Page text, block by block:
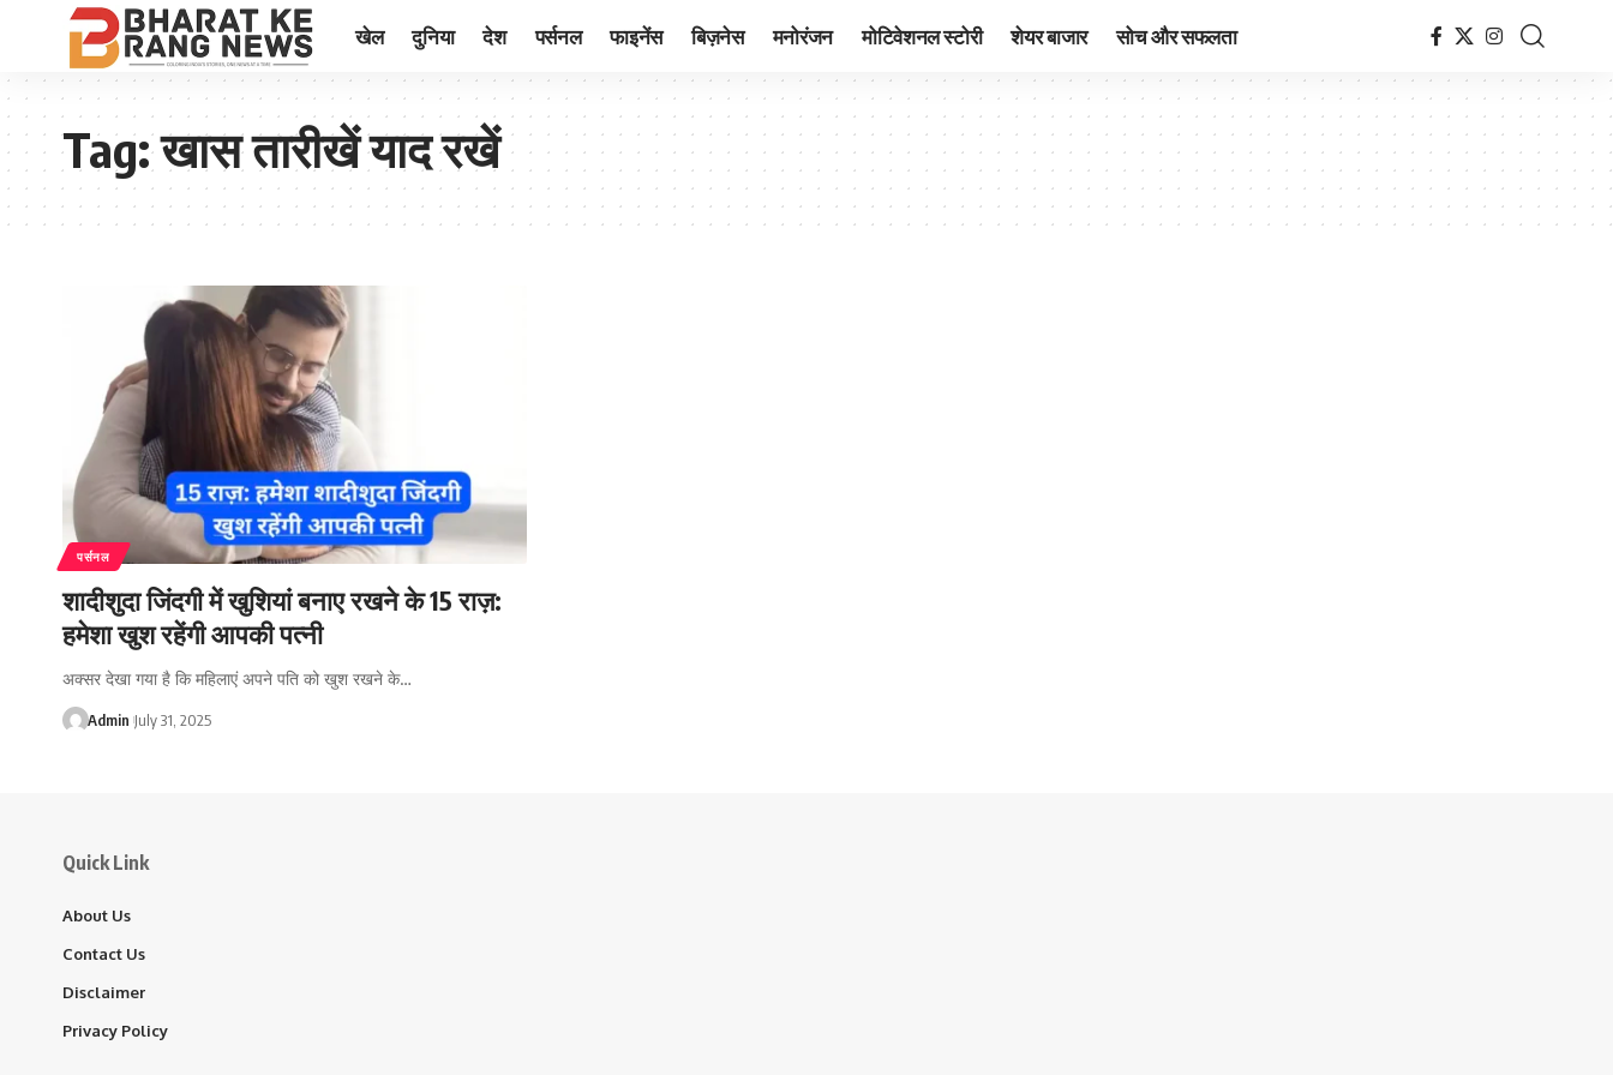
खेल दुनिया देश पर्सनल फाइनेंस बिज़नेस मनोरंजन मोटिवेशनल स्टोरी शेयर बाजार सोच और सफलता
Tag:खास तारीखें याद रखें
पर्सनल
शादीशुदा जिंदगी में खुशियां बनाए रखने के 15 राज़:
हमेशा खुश रहेंगी आपकी पत्नी
अक्सर देखा गया है कि महिलाएं अपने पति को खुश रखने के…
Admin July 31, 2025
Quick Link
About Us
Contact Us
Disclaimer
Privacy Policy